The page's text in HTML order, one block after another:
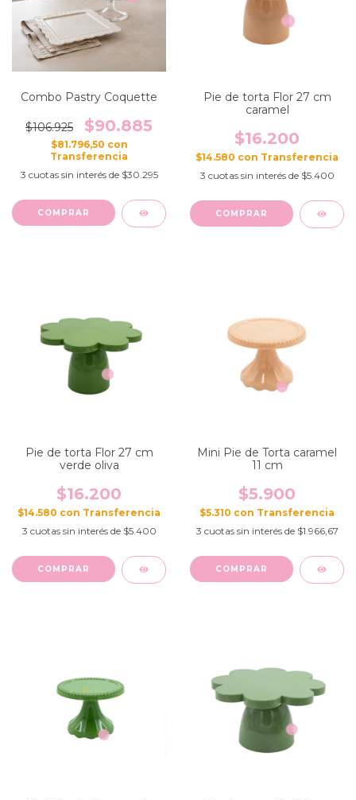
Combo Pastry Coquette
$106.925 $90.885
$81.796,50 con
3 cuotas sin interés de $30.295
Pie de torta Flor 27 cm
caramel
$16.200
$14.580 con
3 cuotas sin interés de $5.400
Pie de torta Flor 27 cm
verde oliva
$16.200
$14.580 con
3 cuotas sin interés de $5.400
Mini Pie de Torta caramel
11 cm
$5.900
$5.310 con
3 cuotas sin interés de $1.966,67